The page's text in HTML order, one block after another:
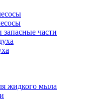
запасные части
жидкого мыла